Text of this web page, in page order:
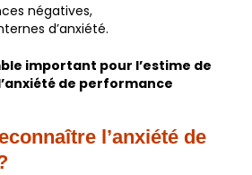
négatives,
d’anxiété.
important pour l’estime de
de performance
l’anxiété de